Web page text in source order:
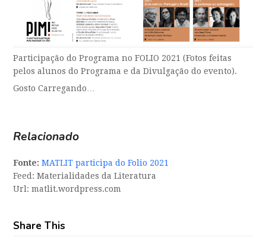
Participação do Programa no FOLIO 2021 (Fotos feitas
pelos alunos do Programa e da Divulgação do evento).
Gosto Carregando…
Relacionado
Fonte: MATLIT participa do Folio 2021
Feed: Materialidades da Literatura
Url: matlit.wordpress.com
Share This